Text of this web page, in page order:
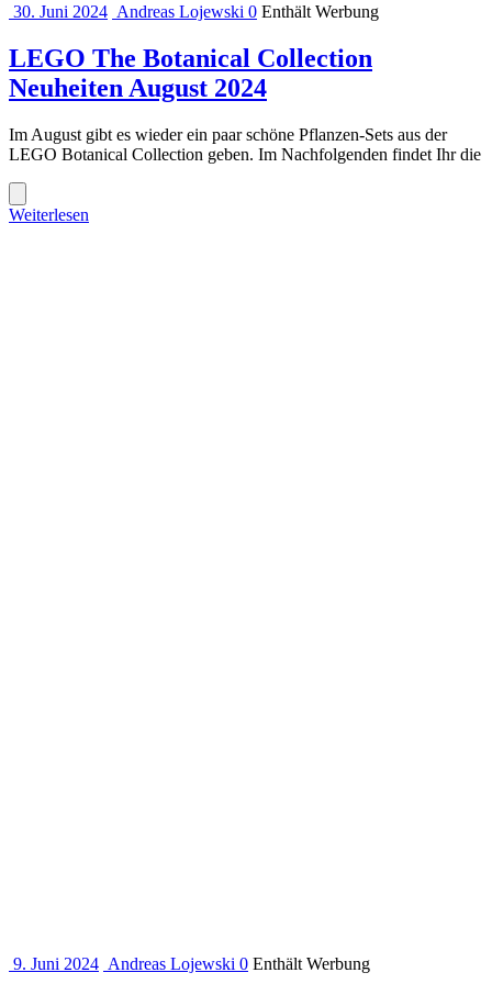
30. Juni 2024 Andreas Lojewski 0 Enthält Werbung
LEGO The Botanical Collection
Neuheiten August 2024
Im August gibt es wieder ein paar schöne Pflanzen-Sets aus der
LEGO Botanical Collection geben. Im Nachfolgenden findet Ihr die
Weiterlesen
9. Juni 2024 Andreas Lojewski 0 Enthält Werbung